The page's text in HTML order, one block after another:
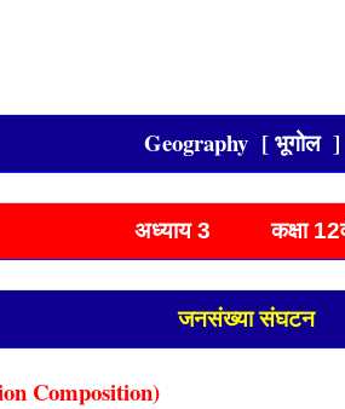
Geography [ भूगोल ]
अध्याय 3 कक्षा
जनसंख्या संघटन
Composition)